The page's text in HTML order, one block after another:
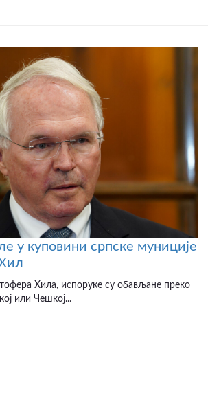
у куповини српске муниције
Хила, испоруке су обављане преко
или Чешкој...